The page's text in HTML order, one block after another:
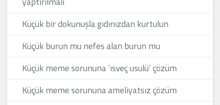
Küçük bir dokunuşla gıdınızdan kurtulun
Küçük burun mu nefes alan burun mu
Küçük meme sorununa ‘ısveç usulü’ çözüm
Küçük meme sorununa ameliyatsız çözüm